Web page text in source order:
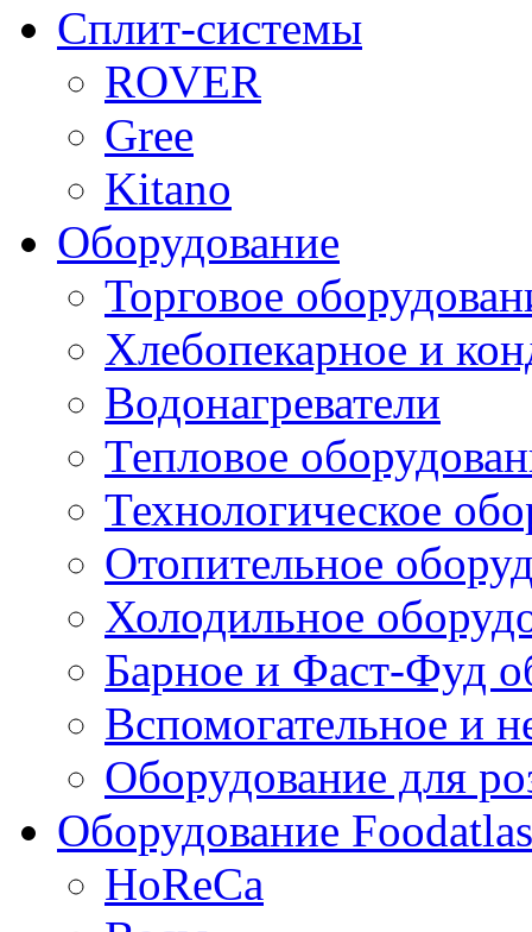
Сплит-системы
ROVER
Gree
Kitano
Оборудование
Торговое
Хлебопекарное и
Водонагреватели
Тепловое
Технологическое
Отопительное
Холодильное
Барное и Фаст-Фуд
Вспомогательное и
Оборудование для
Оборудование Foodatlas
HoReCa